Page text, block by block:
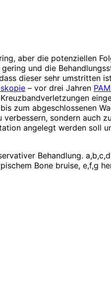
aber die potenziellen
und die
dieser sehr umstritten
– vor drei Jahren
zum abgeschlossenen
sondern auch
­angelegt werden soll
Behandlung.
Bone bruise, e,f,g